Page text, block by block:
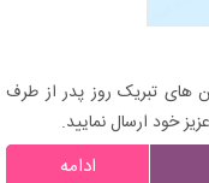
های تبریک روز پدر از طرف
ادامه